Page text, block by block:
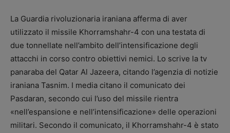
La Guardia rivoluzionaria iraniana afferma di aver
utilizzato il missile Khorramshahr-4 con una testata di
due tonnellate nell’ambito dell’intensificazione degli
attacchi in corso contro obiettivi nemici. Lo scrive la tv
panaraba del Qatar Al Jazeera, citando l’agenzia di notizie
iraniana Tasnim. I media citano il comunicato dei
Pasdaran, secondo cui l’uso del missile rientra
«nell’espansione e nell’intensificazione» delle operazioni
militari. Secondo il comunicato, il Khorramshahr-4 è stato